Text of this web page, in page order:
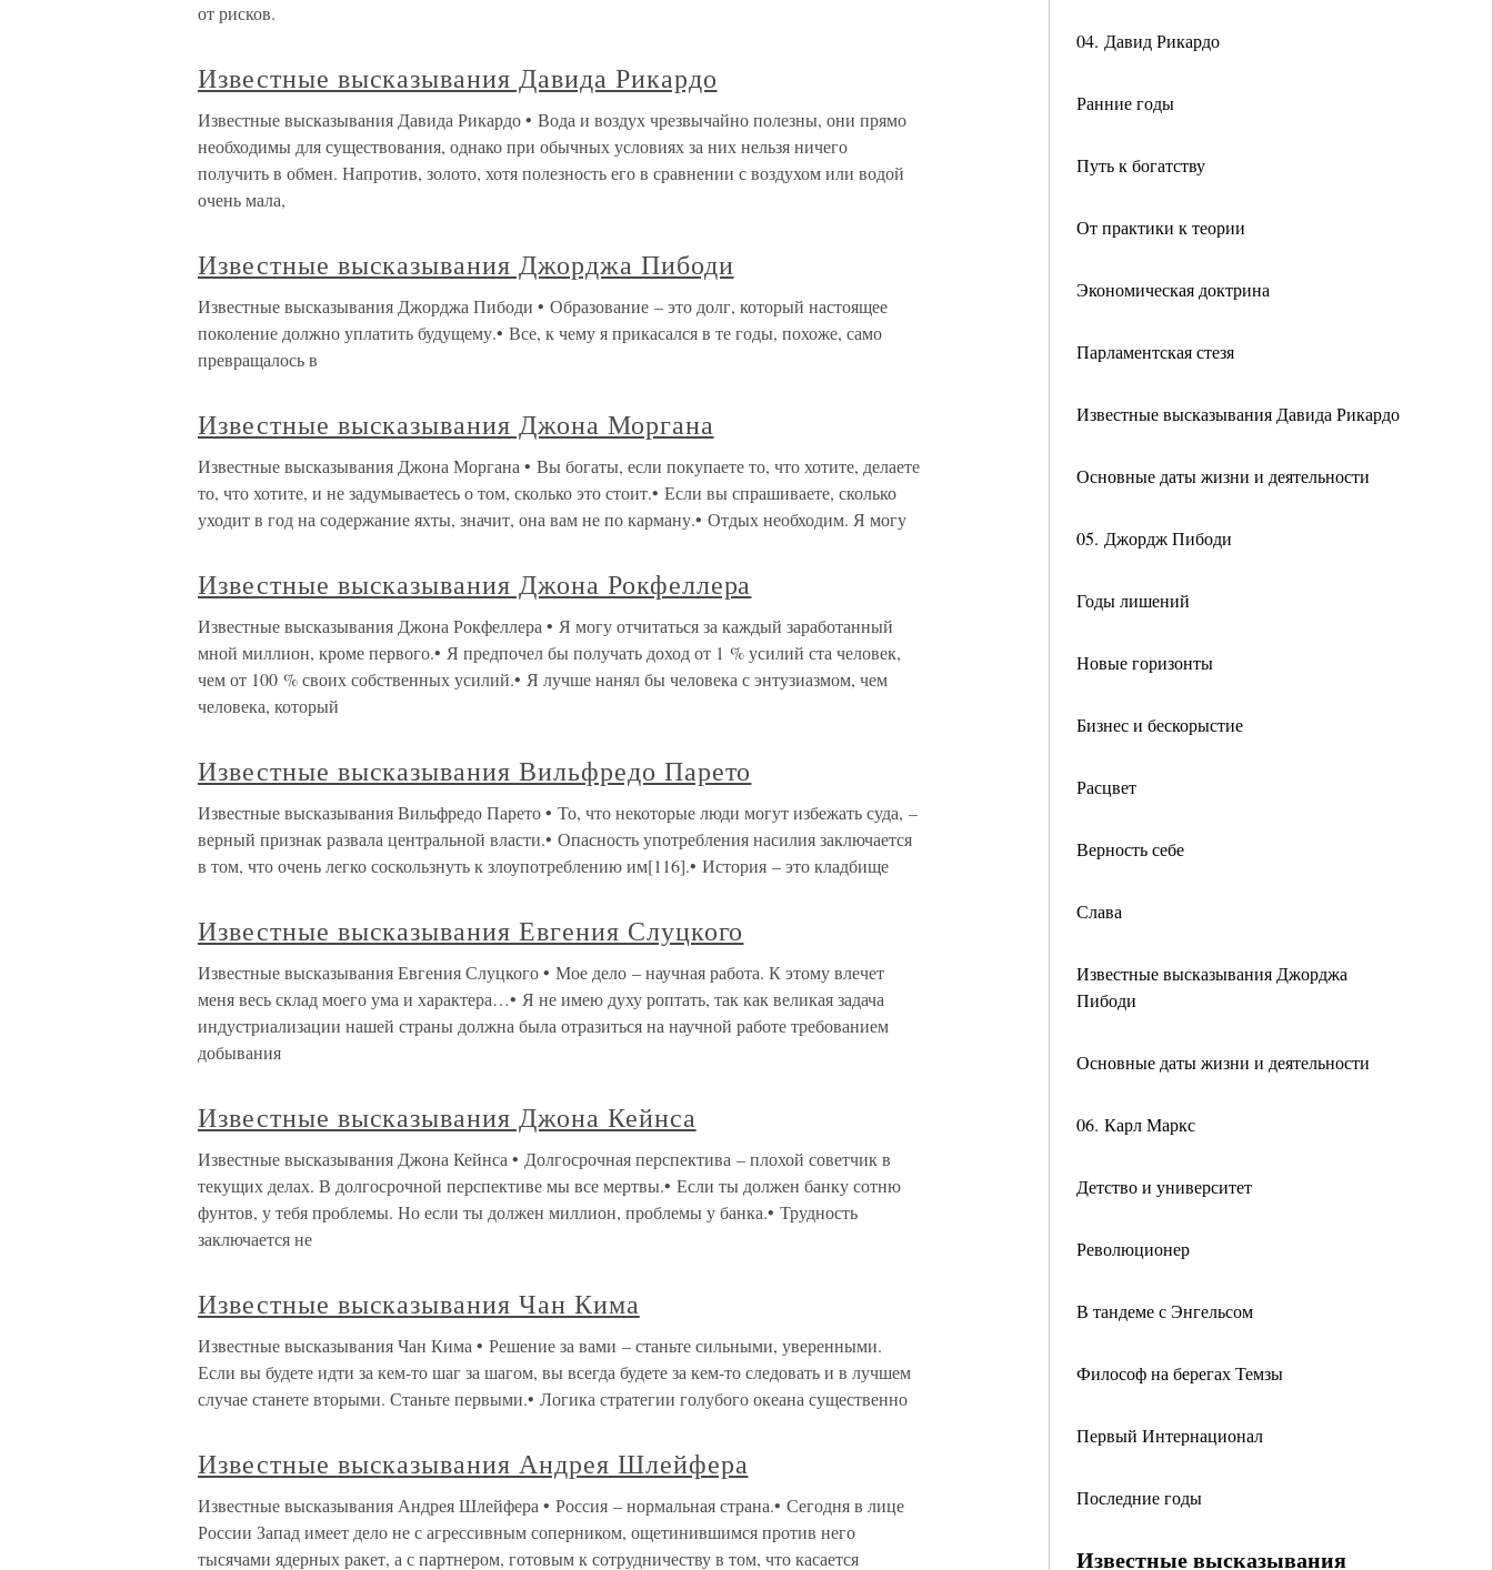
04. Давид Рикардо
Ранние годы
Путь к богатству
От практики к теории
Экономическая доктрина
Парламентская стезя
Известные высказывания Давида Рикардо
Основные даты жизни и деятельности
05. Джордж Пибоди
Годы лишений
Новые горизонты
Бизнес и бескорыстие
Расцвет
Верность себе
Слава
Известные высказывания Джорджа
Пибоди
Основные даты жизни и деятельности
06. Карл Маркс
Детство и университет
Революционер
В тандеме с Энгельсом
Философ на берегах Темзы
Первый Интернационал
Последние годы
Известные высказывания
от рисков.
Известные высказывания Давида Рикардо
Известные высказывания Давида Рикардо • Вода и воздух чрезвычайно полезны, они прямо
необходимы для существования, однако при обычных условиях за них нельзя ничего
получить в обмен. Напротив, золото, хотя полезность его в сравнении с воздухом или водой
очень мала,
Известные высказывания Джорджа Пибоди
Известные высказывания Джорджа Пибоди • Образование – это долг, который настоящее
поколение должно уплатить будущему.• Все, к чему я прикасался в те годы, похоже, само
превращалось в
Известные высказывания Джона Моргана
Известные высказывания Джона Моргана • Вы богаты, если покупаете то, что хотите, делаете
то, что хотите, и не задумываетесь о том, сколько это стоит.• Если вы спрашиваете, сколько
уходит в год на содержание яхты, значит, она вам не по карману.• Отдых необходим. Я могу
Известные высказывания Джона Рокфеллера
Известные высказывания Джона Рокфеллера • Я могу отчитаться за каждый заработанный
мной миллион, кроме первого.• Я предпочел бы получать доход от 1 % усилий ста человек,
чем от 100 % своих собственных усилий.• Я лучше нанял бы человека с энтузиазмом, чем
человека, который
Известные высказывания Вильфредо Парето
Известные высказывания Вильфредо Парето • То, что некоторые люди могут избежать суда, –
верный признак развала центральной власти.• Опасность употребления насилия заключается
в том, что очень легко соскользнуть к злоупотреблению им[116].• История – это кладбище
Известные высказывания Евгения Слуцкого
Известные высказывания Евгения Слуцкого • Мое дело – научная работа. К этому влечет
меня весь склад моего ума и характера…• Я не имею духу роптать, так как великая задача
индустриализации нашей страны должна была отразиться на научной работе требованием
добывания
Известные высказывания Джона Кейнса
Известные высказывания Джона Кейнса • Долгосрочная перспектива – плохой советчик в
текущих делах. В долгосрочной перспективе мы все мертвы.• Если ты должен банку сотню
фунтов, у тебя проблемы. Но если ты должен миллион, проблемы у банка.• Трудность
заключается не
Известные высказывания Чан Кима
Известные высказывания Чан Кима • Решение за вами – станьте сильными, уверенными.
Если вы будете идти за кем-то шаг за шагом, вы всегда будете за кем-то следовать и в лучшем
случае станете вторыми. Станьте первыми.• Логика стратегии голубого океана существенно
Известные высказывания Андрея Шлейфера
Известные высказывания Андрея Шлейфера • Россия – нормальная страна.• Сегодня в лице
России Запад имеет дело не с агрессивным соперником, ощетинившимся против него
тысячами ядерных ракет, а с партнером, готовым к сотрудничеству в том, что касается